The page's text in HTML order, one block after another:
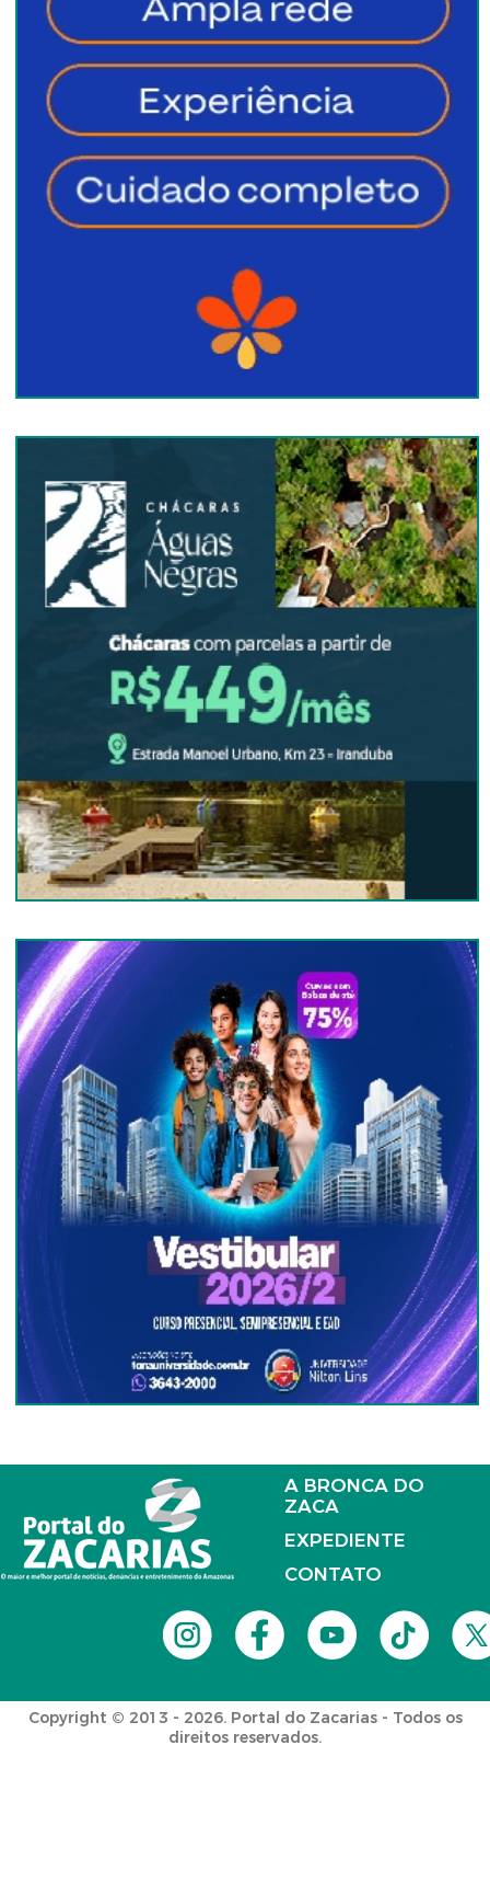
A BRONCA DO
ZACA
EXPEDIENTE
CONTATO
Copyright © 2013 - 2026. Portal do Zacarias - Todos os
direitos reservados.